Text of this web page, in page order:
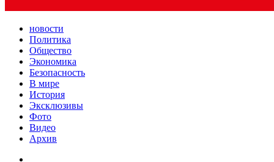
новости
Политика
Общество
Экономика
Безопасность
В мире
История
Эксклюзивы
Фото
Видео
Архив